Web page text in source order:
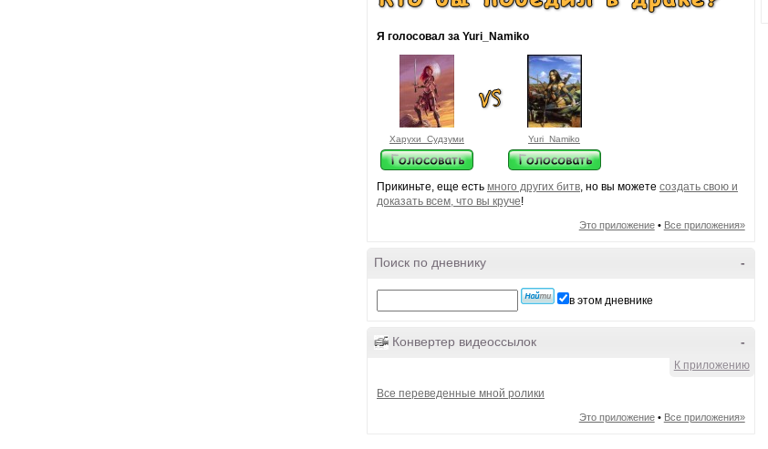
Я голосовал за Yuri_Namiko
Харухи_Судзуми Yuri_Namiko
Прикиньте, еще есть много других битв, но вы можете создать свою и
доказать всем, что вы круче!
Это приложение• Все приложения»
-
Поиск по дневнику
в этом дневнике
-
Конвертер видеоссылок
К приложению
Все переведенные мной ролики
Это приложение• Все приложения»